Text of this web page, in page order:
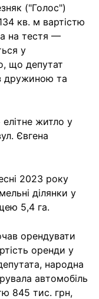
("Голос")
кв. м вартістю
на тестя —
у
що депутат
дружиною та
житло у
Євгена
2023 року
ділянки у
5,4 га.
орендувати
оренди у
народна
автомобіль
845 тис. грн,